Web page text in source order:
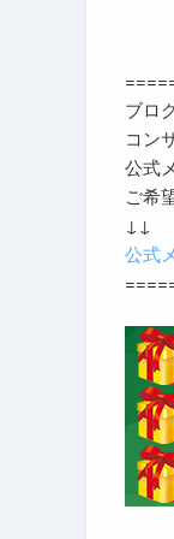
ブロ
コン
公式
ご希
↓↓
公式